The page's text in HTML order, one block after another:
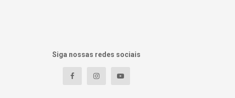
Siga nossas redes sociais